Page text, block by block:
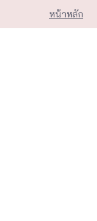
to
หน้าหลัก